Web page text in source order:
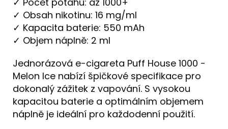
✓ Obsah nikotinu: 16 mg/ml
✓ Kapacita baterie: 550 mAh
✓ Objem náplně: 2 ml
Jednorázová e-cigareta Puff House 1000 -
Melon Ice nabízí špičkové specifikace pro
dokonalý zážitek z vapování. S vysokou
kapacitou baterie a optimálním objemem
náplně je ideální pro každodenní použití.